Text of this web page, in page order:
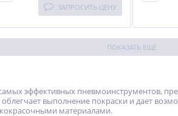
ЗАПРОСИТЬ ЦЕНУ
ПОКАЗАТЬ ЕЩЁ
эффективных пневмоинструментов,
выполнение покраски и дает
материалами.